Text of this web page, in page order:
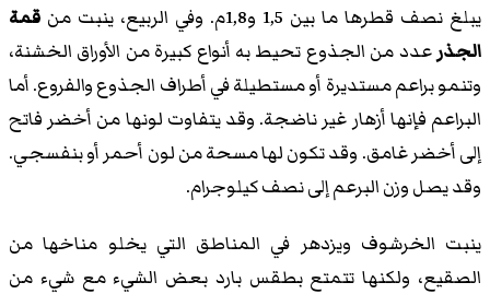
يبلغ نصف قطرها ما بين 1,5 و1,8م. وفي الربيع، ينبت من
قمة
الجذرعدد من الجذوع تحيط به أنواع كبيرة من الأوراق الخشنة،
وتنمو براعم مستديرة أو مستطيلة في أطراف الجذوع والفروع. أما
البراعم فإنها أزهار غير ناضجة. وقد يتفاوت لونها من أخضر فاتح
إلى أخضر غامق. وقد تكون لها مسحة من لون أحمر أو بنفسجي.
وقد يصل وزن البرعم إلى نصف كيلوجرام.
ينبت الخرشوف ويزدهر في المناطق التي يخلو مناخها من
الصقيع، ولكنها تتمتع بطقس بارد بعض الشيء مع شيء من